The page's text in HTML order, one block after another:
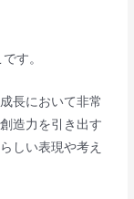
す。
長において非常
造力を引き出す
しい表現や考え